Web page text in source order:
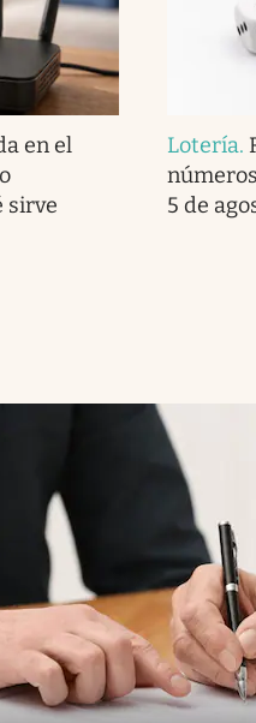
en el
sirve
Lotería.
5 de